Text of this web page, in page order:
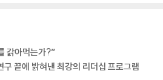
갉아먹는가?”
끝에 밝혀낸 최강의 리더십 프로그램